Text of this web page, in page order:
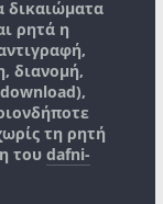
δικαιώματα
ρητά η
διανομή,
τη ρητή
του dafni-